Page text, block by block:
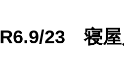
R6.9/23 寝